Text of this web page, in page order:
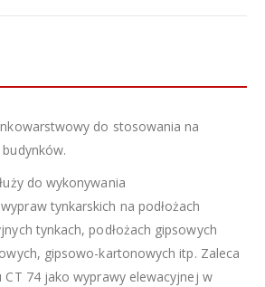
do stosowania na
do wykonywania
tynkarskich na podłożach
tynkach, podłożach gipsowych
gipsowo-kartonowych itp. Zaleca
CT 74 jako wyprawy elewacyjnej w